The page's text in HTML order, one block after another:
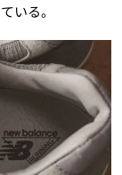
いる。